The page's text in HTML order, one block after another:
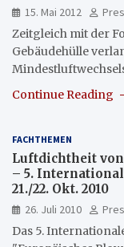
15. Mai 2012
Zeitgleich mit der
Gebäudehülle
Continue Reading
FACHTHEMEN
Luftdichtheit von
– 5.
21./22. Okt. 2010
26. Juli 2010
Das 5.